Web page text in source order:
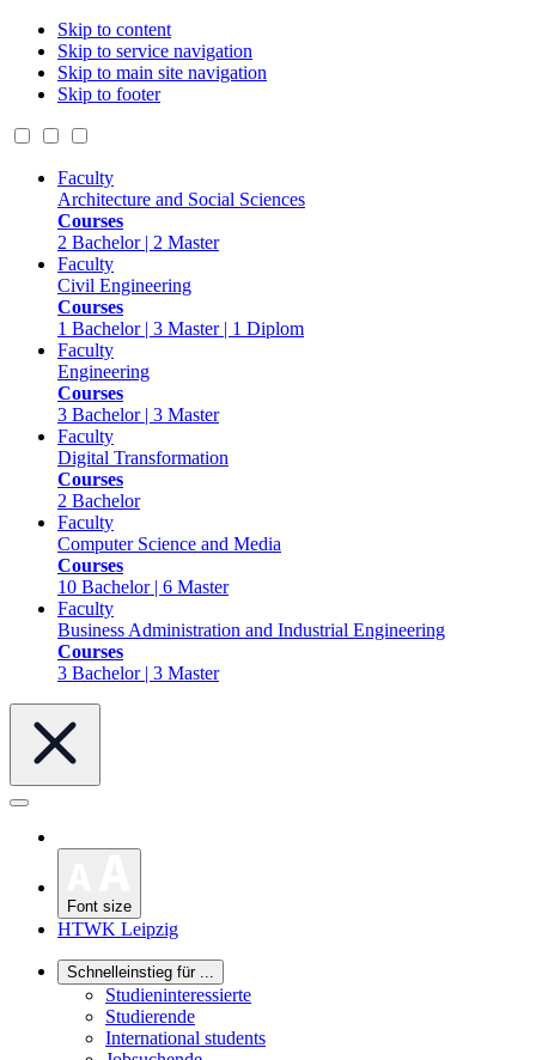
Skip to content
Skip to service navigation
Skip to main site navigation
Skip to footer
Faculty
Architecture and Social Sciences
Courses
2 Bachelor | 2 Master
Faculty
Civil Engineering
Courses
1 Bachelor | 3 Master | 1 Diplom
Faculty
Engineering
Courses
3 Bachelor | 3 Master
Faculty
Digital Transformation
Courses
2 Bachelor
Faculty
Computer Science and Media
Courses
10 Bachelor | 6 Master
Faculty
Business Administration and Industrial Engineering
Courses
3 Bachelor | 3 Master
Font size
HTWK Leipzig
Schnelleinstieg für ...
Studieninteressierte
Studierende
International students